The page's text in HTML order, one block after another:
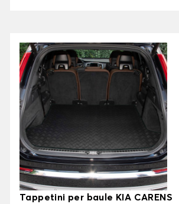
Tappetini per baule KIA CARENS